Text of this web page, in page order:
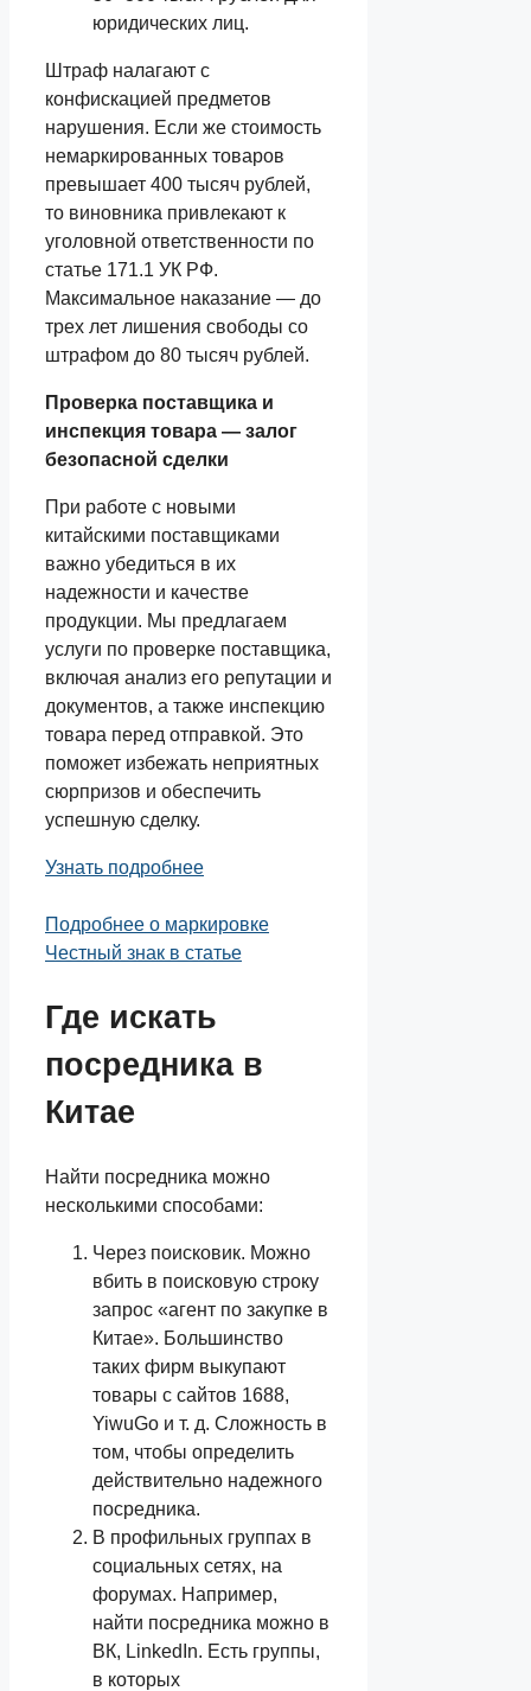
юридических лиц.
Штраф налагают с
конфискацией предметов
нарушения. Если же стоимость
немаркированных товаров
превышает 400 тысяч рублей,
то виновника привлекают к
уголовной ответственности по
статье 171.1 УК РФ.
Максимальное наказание — до
трех лет лишения свободы со
штрафом до 80 тысяч рублей.
Проверка поставщика и
инспекция товара — залог
безопасной сделки
При работе с новыми
китайскими поставщиками
важно убедиться в их
надежности и качестве
продукции. Мы предлагаем
услуги по проверке поставщика,
включая анализ его репутации и
документов, а также инспекцию
товара перед отправкой. Это
поможет избежать неприятных
сюрпризов и обеспечить
успешную сделку.
Узнать подробнее
Подробнее о маркировке
Честный знак в статье
Где искать
посредника в
Китае
Найти посредника можно
несколькими способами:
Через поисковик. Можно
вбить в поисковую строку
запрос «агент по закупке в
Китае». Большинство
таких фирм выкупают
товары с сайтов 1688,
YiwuGo и т. д. Сложность в
том, чтобы определить
действительно надежного
посредника.
В профильных группах в
социальных сетях, на
форумах. Например,
найти посредника можно в
ВК, LinkedIn. Есть группы,
в которых